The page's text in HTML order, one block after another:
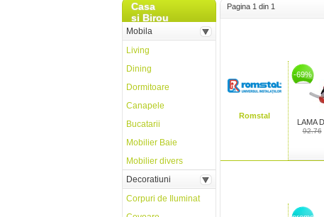
Pagina 1 din 1
Romstal
-69%
LAMA
92.76
Casa
si Birou
Mobila
Living
Dining
Dormitoare
Canapele
Bucatarii
Mobilier Baie
Mobilier divers
Decoratiuni
Corpuri de Iluminat